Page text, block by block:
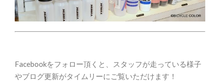
Facebookをフォロー頂くと、スタッフが走っている様子
やブログ更新がタイムリーにご覧いただけます！